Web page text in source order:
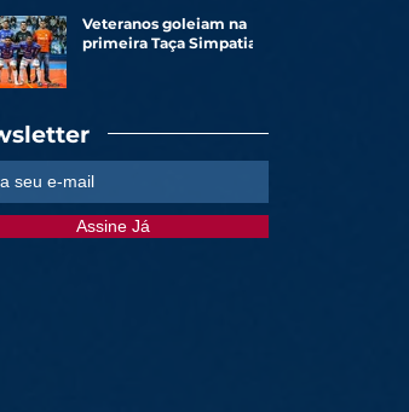
Veteranos goleiam na
primeira Taça Simpatia
Assine Já